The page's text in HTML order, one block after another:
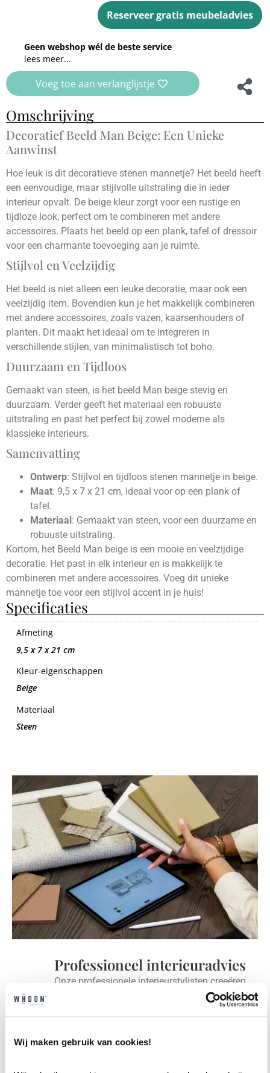
Wij maken gebruik van cookies!
Reserveer gratis meubeladvies
Geen webshop wél de beste service
lees meer...
Voeg toe aan verlanglijstje
Omschrijving
Decoratief Beeld Man Beige: Een Unieke
Aanwinst
Hoe leuk is dit decoratieve stenen mannetje? Het beeld heeft
een eenvoudige, maar stijlvolle uitstraling die in ieder
interieur opvalt. De beige kleur zorgt voor een rustige en
tijdloze look, perfect om te combineren met andere
accessoires. Plaats het beeld op een plank, tafel of dressoir
voor een charmante toevoeging aan je ruimte.
Stijlvol en Veelzijdig
Het beeld is niet alleen een leuke decoratie, maar ook een
veelzijdig item. Bovendien kun je het makkelijk combineren
met andere accessoires, zoals vazen, kaarsenhouders of
planten. Dit maakt het ideaal om te integreren in
verschillende stijlen, van minimalistisch tot boho.
Duurzaam en Tijdloos
Gemaakt van steen, is het beeld Man beige stevig en
duurzaam. Verder geeft het materiaal een robuuste
uitstraling en past het perfect bij zowel moderne als
klassieke interieurs.
Samenvatting
Ontwerp: Stijlvol en tijdloos stenen mannetje in beige.
Maat: 9,5 x 7 x 21 cm, ideaal voor op een plank of
tafel.
Materiaal : Gemaakt van steen, voor een duurzame en
robuuste uitstraling.
Kortom, het Beeld Man beige is een mooie en veelzijdige
decoratie. Het past in elk interieur en is makkelijk te
combineren met andere accessoires. Voeg dit unieke
mannetje toe voor een stijlvol accent in je huis!
Specificaties
Afmeting
9,5 x 7 x 21 cm
Kleur-eigenschappen
Beige
Materiaal
Steen
Professioneel interieuradvies
Onze professionele interieurstylisten creeëren
vanuit jouw wensen en behoeften een
passend interieuradvies.
✓ Afstyling aan huis